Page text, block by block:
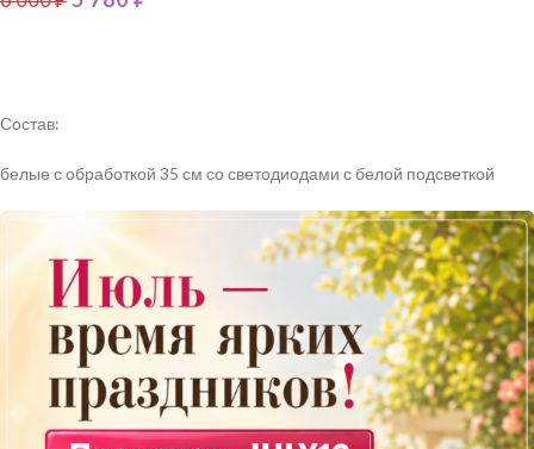
Состав:
белые с обработкой 35 см со светодиодами с белой подсветкой